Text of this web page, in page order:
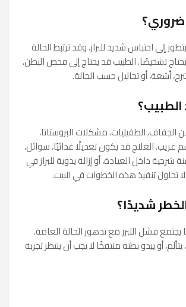
إلى احتباس شديد للبراز، وقد ترتبط الحالة
تشخيصًا. الطبيب قد يحتاج إلى فحص البطن،
أشعة، أو تحاليل حسب الحالة.
الجفاف، الطفيليات، مشكلات البروستاتا،
غريب. العلاج قد يكون تعديلًا غذائيًا، سوائل،
شرجية داخل العيادة، أو إزالة يدوية للبراز في
تحاول تنفيذ هذه الخطوات في البيت.
شديدًا؟
يجتمع فشل التبرز مع تدهور الحالة العامة.
يتألم، أو يبدو بطنه منتفخًا لا يجب أن ينتظر تجربة